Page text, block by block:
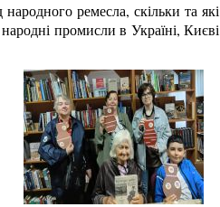
ремесла, скільки та які
промисли в Україні, Києві